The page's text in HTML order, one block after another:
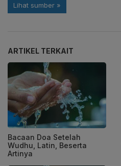
ARTIKEL TERKAIT
Bacaan Doa Setelah
Wudhu, Latin, Beserta
Artinya